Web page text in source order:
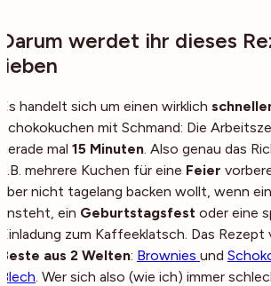
Darum werdet ihr dieses
lieben
Es handelt sich um einen wirklich
Schokokuchen mit Schmand: Die
gerade mal 15 Minuten. Also genau das
z.B. mehrere Kuchen für eine Feier
aber nicht tagelang backen wollt, wenn
ansteht, ein Geburtstagsfest oder eine
Einladung zum Kaffeeklatsch. Das Rezept
Beste aus 2 Welten: Brownies und
Blech. Wer sich also (wie ich) immer